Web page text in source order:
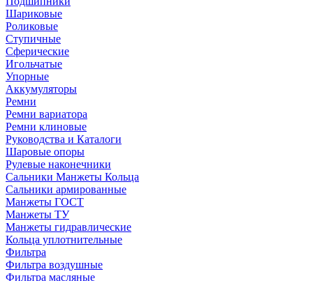
Шариковые
Роликовые
Ступичные
Сферические
Игольчатые
Упорные
Аккумуляторы
Ремни
Ремни вариатора
Ремни клиновые
Руководства и Каталоги
Шаровые опоры
Рулевые наконечники
Сальники Манжеты Кольца
Сальники армированные
Манжеты ГОСТ
Манжеты ТУ
Манжеты гидравлические
Кольца уплотнительные
Фильтра
Фильтра воздушные
Фильтра масляные